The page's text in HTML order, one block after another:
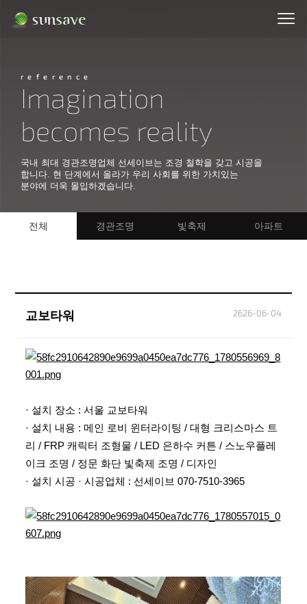
reference
Imagination
becomes reality
국내 최대 경관조명업체 선세이브는 조경 철학을 갖고 시공을
합니다. 현 단계에서 올라가 우리 사회를 위한 가치있는
분야에 더욱 몰입하겠습니다.
전체 경관조명 빛축제 아파트
교보타워 2626-06-04
본문
· 설치 장소 : 서울 교보타워
· 설치 내용 : 메인 로비 윈터라이팅 / 대형 크리스마스 트
리 / FRP 캐릭터 조형물 / LED 은하수 커튼 / 스노우플레
이크 조명 / 정문 화단 빛축제 조명 / 디자인
· 설치 시공 · 시공업체 : 선세이브 070-7510-3965